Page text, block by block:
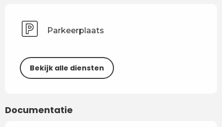
Parkeerplaats
Bekijk alle diensten
Documentatie